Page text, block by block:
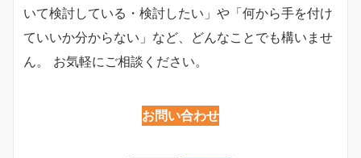
いて検討している・検討したい」や「何から手を付け
ていいか分からない」など、どんなことでも構いませ
ん。 お気軽にご相談ください。
お問い合わせ